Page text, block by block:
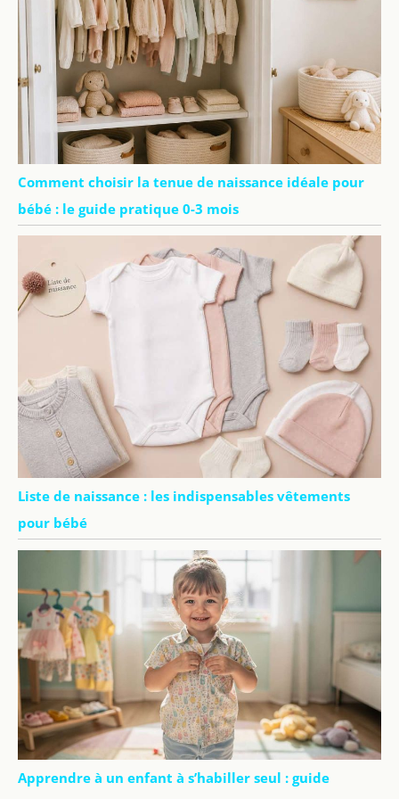
Comment choisir la tenue de naissance idéale pour
bébé : le guide pratique 0-3 mois
Liste de naissance : les indispensables vêtements
pour bébé
Apprendre à un enfant à s’habiller seul : guide